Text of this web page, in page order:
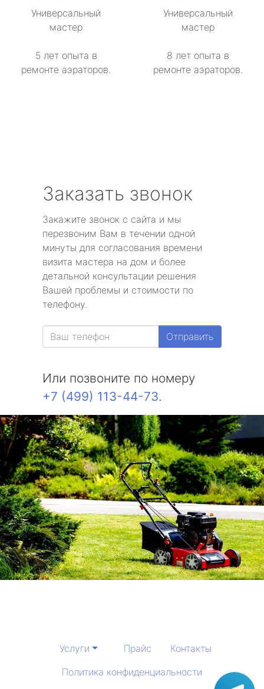
Универсальный
мастер
5 лет опыта в
ремонте аэраторов.
Универсальный
мастер
8 лет опыта в
ремонте аэраторов.
Заказать звонок
Закажите звонок с сайта и мы
перезвоним Вам в течении одной
минуты для согласования времени
визита мастера на дом и более
детальной консультации решения
Вашей проблемы и стоимости по
телефону.
Отправить
Или позвоните по номеру
+7 (499) 113-44-73.
Услуги Прайс
Контакты
Политика конфиденциальности